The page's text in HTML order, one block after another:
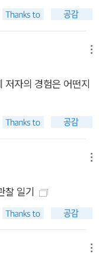
자의 경험은 어떤지
찰 일기